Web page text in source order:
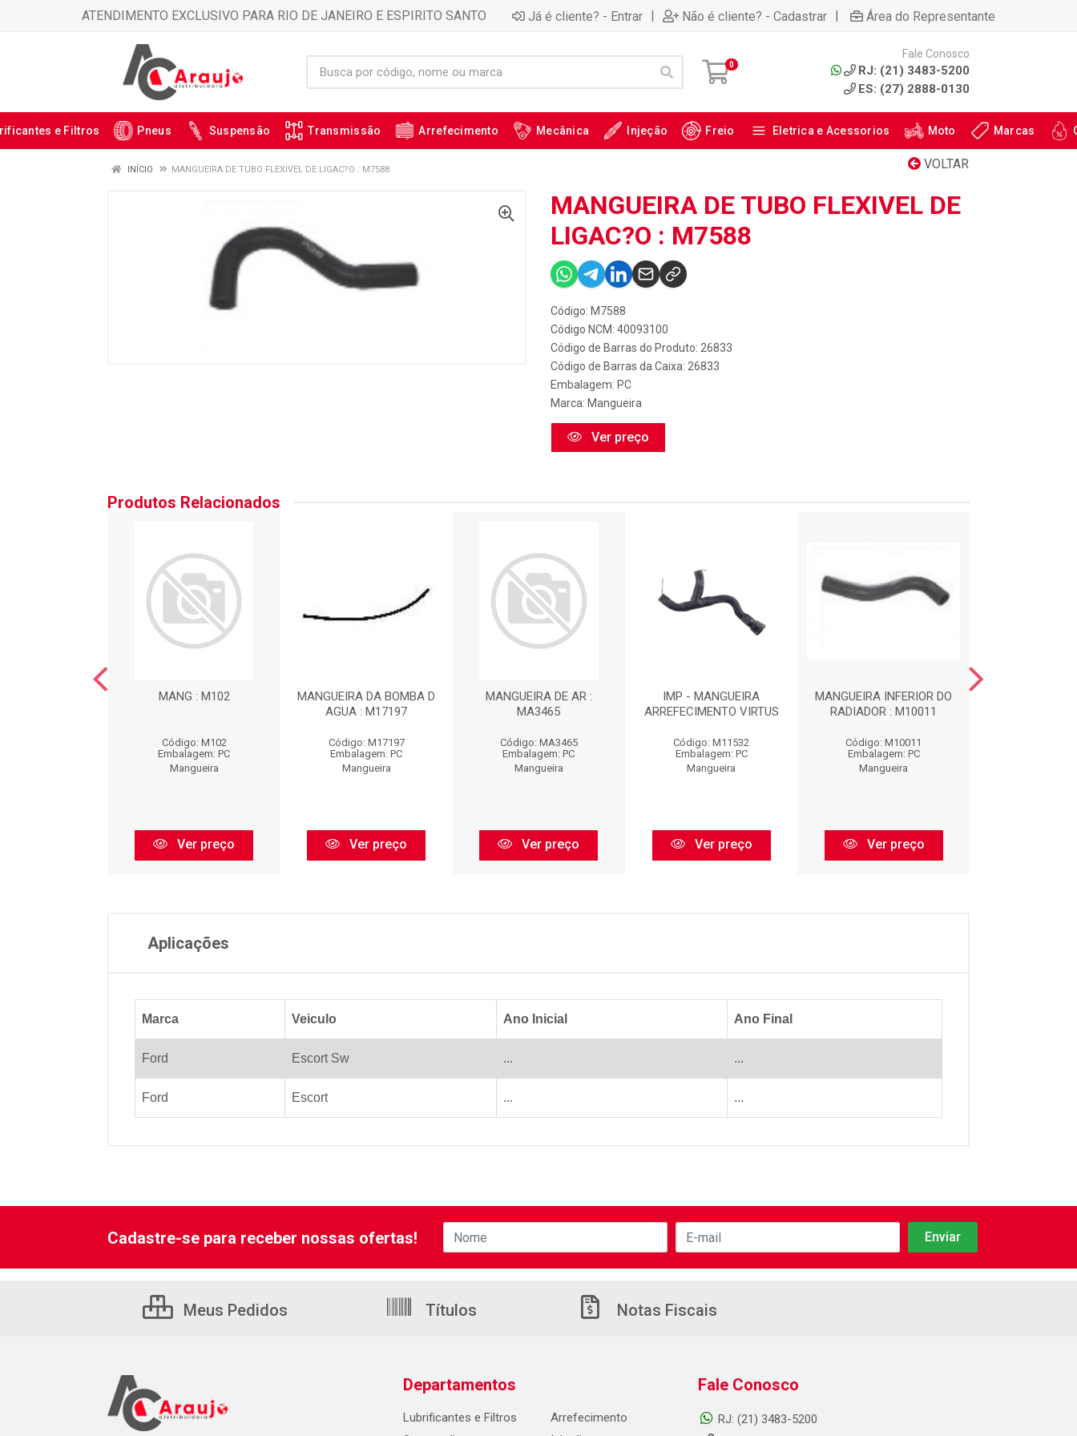
ATENDIMENTO EXCLUSIVO PARA RIO DE JANEIRO E ESPIRITO SANTO Já é cliente? - Entrar | Não é cliente? - Cadastrar | Área do Representante
0
Fale Conosco
RJ: (21) 3483-5200
ES: (27) 2888-0130
e Filtros Pneus Suspensão Transmissão Arrefecimento Mecânica Injeção Freio Eletrica e Acessorios Moto Marcas
VOLTAR
INÍCIO MANGUEIRA DE TUBO FLEXIVEL DE LIGAC?O : M7588
MANGUEIRA DE TUBO FLEXIVEL DE
LIGAC?O : M7588
Código: M7588
Código NCM: 40093100
Código de Barras do Produto: 26833
Código de Barras da Caixa: 26833
Embalagem: PC
Marca: Mangueira
Ver preço
Produtos Relacionados
MANG : M102
Código: M102
Embalagem: PC
Mangueira
Ver preço
MANGUEIRA DA BOMBA D
AGUA : M17197
Código: M17197
Embalagem: PC
Mangueira
Ver preço
MANGUEIRA DE AR :
MA3465
Código: MA3465
Embalagem: PC
Mangueira
Ver preço
IMP - MANGUEIRA
ARREFECIMENTO VIRTUS
Código: M11532
Embalagem: PC
Mangueira
Ver preço
MANGUEIRA INFERIOR DO
RADIADOR : M10011
Código: M10011
Embalagem: PC
Mangueira
Ver preço
Aplicações
Marca Veiculo Ano Inicial Ano Final
Ford Escort Sw ... ...
Ford Escort ... ...
Cadastre-se para receber nossas ofertas!
Meus Pedidos Títulos Notas Fiscais
Departamentos
Lubrificantes e Filtros
Arrefecimento
Fale Conosco
RJ: (21) 3483-5200